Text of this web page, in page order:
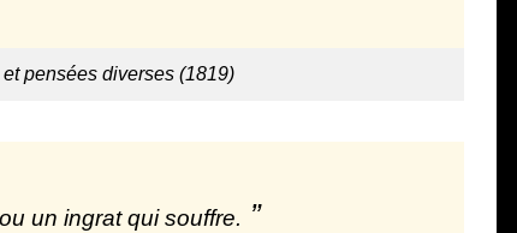
pensées diverses (1819)
un ingrat qui souffre.